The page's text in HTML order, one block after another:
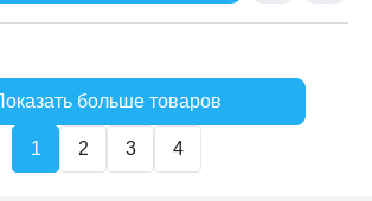
больше товаров
1 2 3 4